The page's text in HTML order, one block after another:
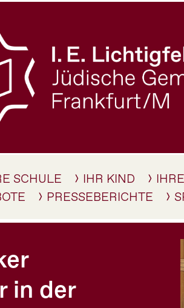
SCHULE IHR KIND
PRESSEBERICHTE
in der